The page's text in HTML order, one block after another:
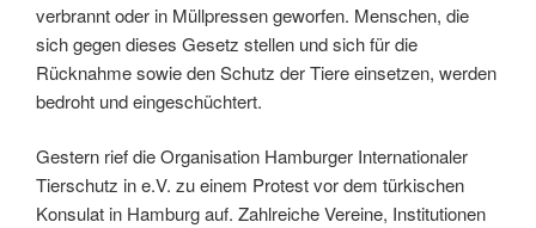
verbrannt oder in Müllpressen geworfen. Menschen, die
sich gegen dieses Gesetz stellen und sich für die
Rücknahme sowie den Schutz der Tiere einsetzen, werden
bedroht und eingeschüchtert.
Gestern rief die Organisation Hamburger Internationaler
Tierschutz in e.V. zu einem Protest vor dem türkischen
Konsulat in Hamburg auf. Zahlreiche Vereine, Institutionen